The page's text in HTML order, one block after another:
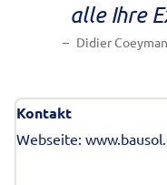
alle Ihre
Didier
Kontakt
Webseite: